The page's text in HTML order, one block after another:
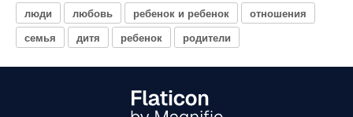
люди любовь ребенок и ребенок
отношения
семья
дитя ребенок родители